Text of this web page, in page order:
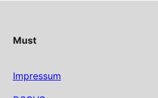
Must
Impressum